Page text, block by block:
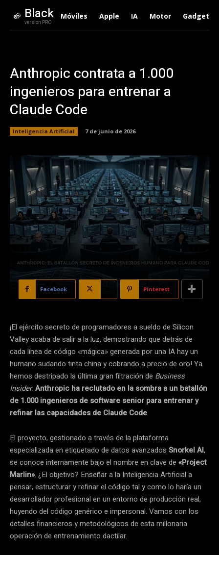
Black
version PRO
Móviles Apple IA Motor Gadgets
Anthropic contrata a 1.000
ingenieros para entrenar a
Claude Code
Inteligencia Artificial 7 de junio de 2026
Facebook Pinterest
¡El ejército secreto de programadores a sueldo de Silicon
Valley acaba de salir a la luz, demostrando que detrás de
cada línea de código «mágica» generada por una IA hay un
humano sudando tinta china y cobrando a precio de oro! Ya
hemos destripado la última gran filtración de Business
Insider: Anthropic ha reclutado en la sombra a un batallón
de 1.000 ingenieros de software senior para entrenar y
refinar las capacidades de Claude Code.
El proyecto, gestionado a través de la plataforma
especializada en etiquetado de datos avanzados Snorkel AI,
se conoce internamente bajo el nombre en clave de «Project
Marlin». ¿El objetivo? Enseñar a la Inteligencia Artificial a
pensar, estructurar y refinar el código tal y como lo haría un
desarrollador profesional en un entorno de producción real,
huyendo del código genérico e impersonal. Vamos con los
detalles financieros y metodológicos de esta millonaria
operación de entrenamiento dactilar.